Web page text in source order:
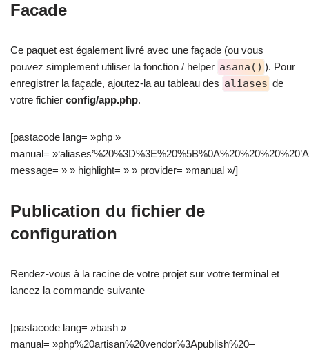
Facade
Ce paquet est également livré avec une façade (ou vous
pouvez simplement utiliser la fonction / helper asana() ). Pour
enregistrer la façade, ajoutez-la au tableau des aliases de
votre fichier config/app.php.
[pastacode lang= »php »
manual=
message= » » highlight= » » provider= »manual »/]
Publication du fichier de
configuration
Rendez-vous à la racine de votre projet sur votre terminal et
lancez la commande suivante
[pastacode lang= »bash »
manual= »php%20artisan%20vendor%3Apublish%20–